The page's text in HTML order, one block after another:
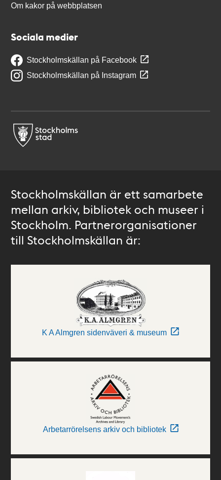
Om kakor på webbplatsen
Sociala medier
Stockholmskällan på Facebook
Stockholmskällan på Instagram
Stockholmskällan är ett samarbete
mellan arkiv, bibliotek och museer i
Stockholm. Partnerorganisationer
till Stockholmskällan är:
K A Almgren sidenväveri & museum
Arbetarrörelsens arkiv och bibliotek